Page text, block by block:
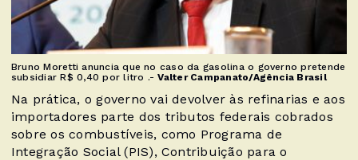
Bruno Moretti anuncia que no caso da gasolina o governo pretende
subsidiar R$ 0,40 por litro .-Valter Campanato/Agência Brasil
Na prática, o governo vai devolver às refinarias e aos
importadores parte dos tributos federais cobrados
sobre os combustíveis, como Programa de
Integração Social (PIS), Contribuição para o